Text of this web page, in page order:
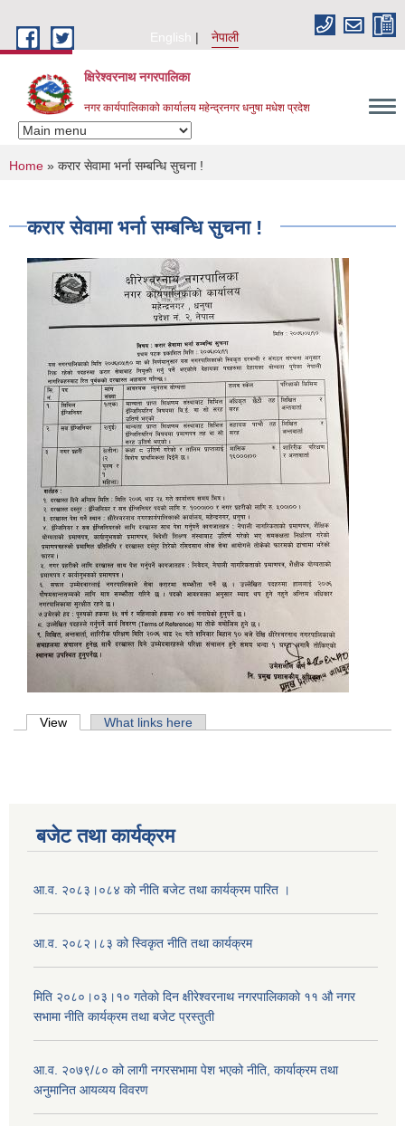
English
नेपाली
क्षिरेश्वरनाथ नगरपालिका
नगर कार्यपालिकाको कार्यालय महेन्द्रनगर धनुषा मधेश प्रदेश
You are here
Home » करार सेवामा भर्ना सम्बन्धि सुचना !
करार सेवामा भर्ना सम्बन्धि सुचना !
Primary tabs
View (active tab)What links here
बजेट तथा कार्यक्रम
आ.व. २०८३।०८४ को नीति बजेट तथा कार्यक्रम पारित ।
आ.व. २०८२।८३ को स्विकृत नीति तथा कार्यक्रम
मिति २०८०।०३।१० गतेकाे दिन क्षीरेश्वरनाथ नगरपालिकाकाे ११ ‍औ नगर
सभामा नीति कार्यक्रम तथा बजेट प्रस्तुती
आ.व. २०७९/८० को लागी नगरसभामा पेश भएको नीति, कार्याक्रम तथा
अनुमानित आयव्यय विवरण